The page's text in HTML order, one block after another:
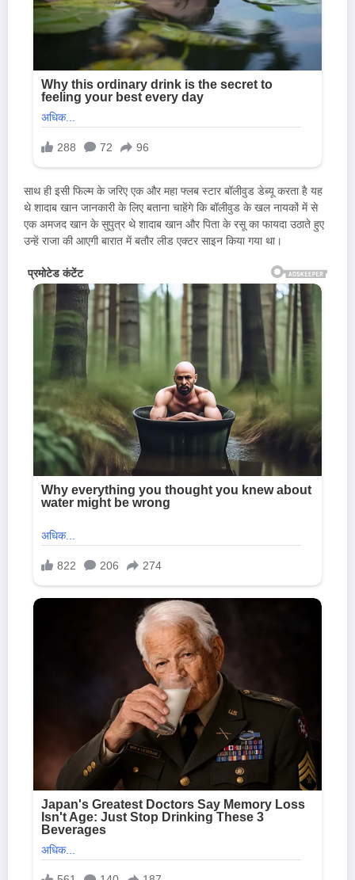
साथ ही इसी फिल्म के जरिए एक और महा फ्लब स्टार बॉलीवुड डेब्यू करता है यह
थे शादाब खान जानकारी के लिए बताना चाहेंगे कि बॉलीवुड के खल नायकों में से
एक अमजद खान के सुपुत्र थे शादाब खान और पिता के रसू का फायदा उठाते हुए
उन्हें राजा की आएगी बारात में बतौर लीड एक्टर साइन किया गया था।